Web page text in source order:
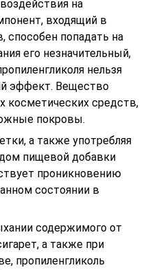
на
входящий в
способен попадать на
его незначительный,
нельзя
эффект. Вещество
косметических средств,
покровы.
а также употребляя
пищевой добавки
проникновению
состоянии в
содержимого от
а также при
пропиленгликоль